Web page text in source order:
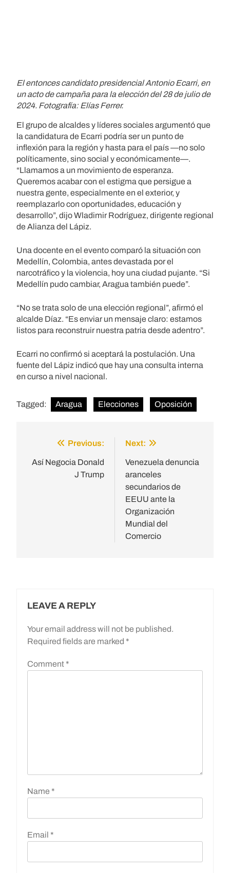
El entonces candidato presidencial Antonio Ecarri, en
un acto de campaña para la elección del 28 de julio de
2024. Fotografía: Elías Ferrer.
El grupo de alcaldes y líderes sociales argumentó que
la candidatura de Ecarri podría ser un punto de
inflexión para la región y hasta para el país —no solo
políticamente, sino social y económicamente—.
“Llamamos a un movimiento de esperanza.
Queremos acabar con el estigma que persigue a
nuestra gente, especialmente en el exterior, y
reemplazarlo con oportunidades, educación y
desarrollo”, dijo Wladimir Rodríguez, dirigente regional
de Alianza del Lápiz.
Una docente en el evento comparó la situación con
Medellín, Colombia, antes devastada por el
narcotráfico y la violencia, hoy una ciudad pujante. “Si
Medellín pudo cambiar, Aragua también puede”.
“No se trata solo de una elección regional”, afirmó el
alcalde Díaz. “Es enviar un mensaje claro: estamos
listos para reconstruir nuestra patria desde adentro”.
Ecarri no confirmó si aceptará la postulación. Una
fuente del Lápiz indicó que hay una consulta interna
en curso a nivel nacional.
Tagged: Aragua Elecciones Oposición
navigation
Previous:
Así Negocia Donald
J Trump
Next:
Venezuela denuncia
aranceles
secundarios de
EEUU ante la
Organización
Mundial del
Comercio
LEAVE A REPLY
Your email address will not be published.
Required fields are marked *
Comment *
Name *
Email *